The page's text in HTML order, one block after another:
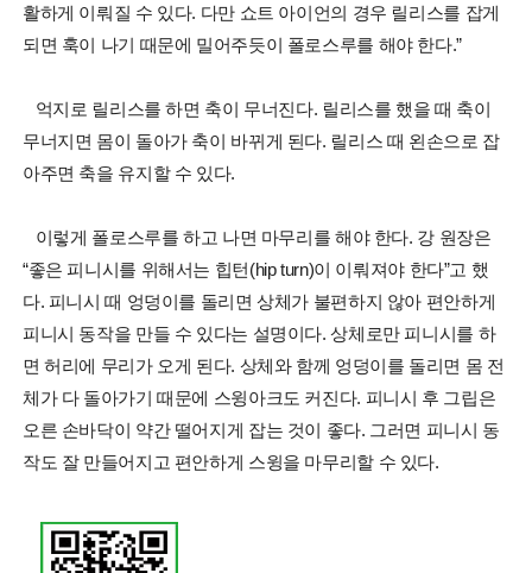
활하게 이뤄질 수 있다. 다만 쇼트 아이언의 경우 릴리스를 잡게
되면 훅이 나기 때문에 밀어주듯이 폴로스루를 해야 한다.”
억지로 릴리스를 하면 축이 무너진다. 릴리스를 했을 때 축이
무너지면 몸이 돌아가 축이 바뀌게 된다. 릴리스 때 왼손으로 잡
아주면 축을 유지할 수 있다.
이렇게 폴로스루를 하고 나면 마무리를 해야 한다. 강 원장은
“좋은 피니시를 위해서는 힙턴(hip turn)이 이뤄져야 한다”고 했
다. 피니시 때 엉덩이를 돌리면 상체가 불편하지 않아 편안하게
피니시 동작을 만들 수 있다는 설명이다. 상체로만 피니시를 하
면 허리에 무리가 오게 된다. 상체와 함께 엉덩이를 돌리면 몸 전
체가 다 돌아가기 때문에 스윙아크도 커진다. 피니시 후 그립은
오른 손바닥이 약간 떨어지게 잡는 것이 좋다. 그러면 피니시 동
작도 잘 만들어지고 편안하게 스윙을 마무리할 수 있다.